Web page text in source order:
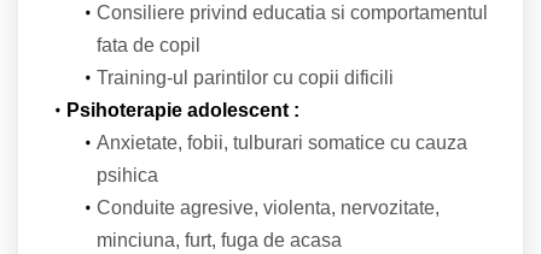
Consiliere privind educatia si comportamentul
fata de copil
Training-ul parintilor cu copii dificili
Psihoterapie adolescent :
Anxietate, fobii, tulburari somatice cu cauza
psihica
Conduite agresive, violenta, nervozitate,
minciuna, furt, fuga de acasa